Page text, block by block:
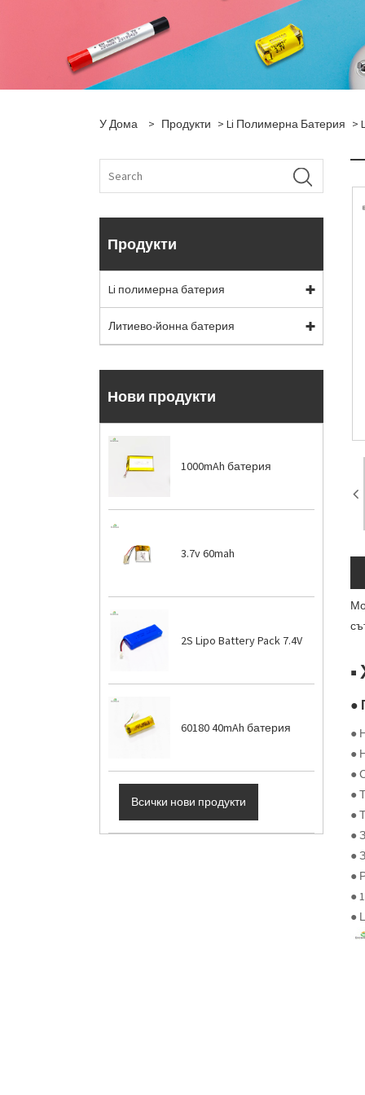
У Дома > Продукти > Li Полимерна Батерия >
Продукти
Li полимерна батерия
Литиево-йонна батерия
Нови продукти
1000mAh батерия
3.7v 60mah
2S Lipo Battery Pack 7.4V
60180 40mAh батерия
Всички нови продукти
●
●
●
●
●
●
●
●
●
●
●